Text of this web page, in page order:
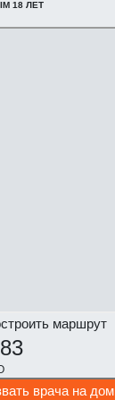
18 ЛЕТ
маршрут
врача на дом